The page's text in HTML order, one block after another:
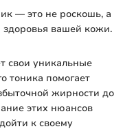
— это не роскошь, а
вашей кожи.
свои уникальные
тоника помогает
жирности до
этих нюансов
к своему